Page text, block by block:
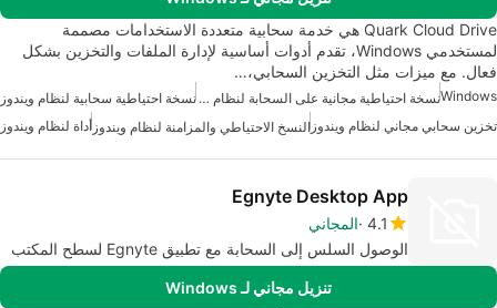
Quark Cloud Drive هي خدمة سحابية متعددة الاستخدامات مصممة
لمستخدمي Windows، تقدم أدوات أساسية لإدارة الملفات والتخزين بشكل
فعال. مع ميزات مثل التخزين السحابي،…
Windows نسخة احتياطية مجانية على السحابة لنظام ويندوز نسخة احتياطية سحابية لنظام ويندوز
تخزين سحابي مجاني لنظام ويندوز النسخ الاحتياطي والمزامنة لنظام ويندوز أداة لنظام ويندوز
Egnyte Desktop App
4.1 المجاني
الوصول السلس إلى السحابة مع تطبيق Egnyte لسطح المكتب
تنزيل مجاني لـ Windows